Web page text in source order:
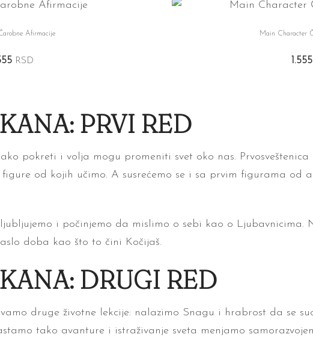
Afirmacije
RSD
Main Character
1.555
PRVI RED
pokreti i volja mogu promeniti svet oko nas.
od kojih učimo. A susrećemo se i sa prvim figurama od
i počinjemo da mislimo o sebi kao o Ljubavnicima.
doba kao što to čini Kočijaš.
DRUGI RED
druge životne lekcije: nalazimo Snagu i hrabrost da se
tako avanture i istraživanje sveta menjamo